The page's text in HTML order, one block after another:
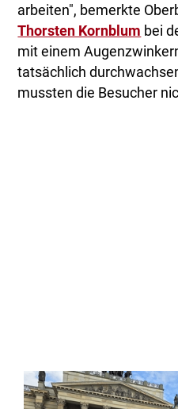
arbeiten", bemerkte
Thorsten Kornblum bei
mit einem
tatsächlich
mussten die Besucher